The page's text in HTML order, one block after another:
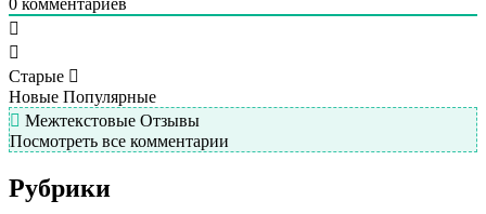
Старые
Новые Популярные
Межтекстовые Отзывы
Посмотреть все комментарии
Рубрики